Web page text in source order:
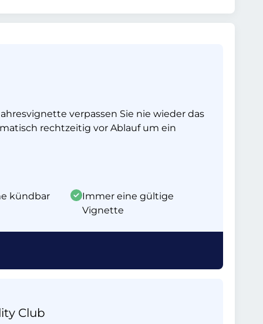
verpassen Sie nie wieder das
rechtzeitig vor Ablauf um ein
kündbar
Immer eine gültige
Vignette
Club